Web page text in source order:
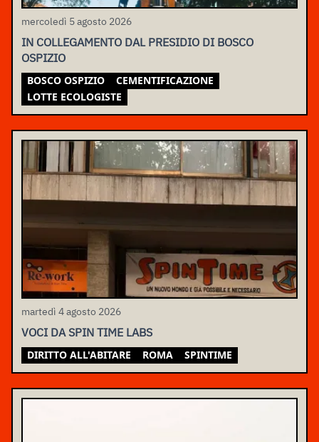
mercoledì 5 agosto 2026
IN COLLEGAMENTO DAL PRESIDIO DI BOSCO
OSPIZIO
BOSCO OSPIZIO
CEMENTIFICAZIONE
LOTTE ECOLOGISTE
martedì 4 agosto 2026
VOCI DA SPIN TIME LABS
DIRITTO ALL'ABITARE ROMA SPINTIME